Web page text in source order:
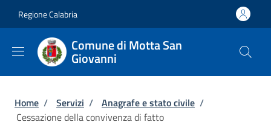
Regione Calabria
Comune di Motta San
Giovanni
Briciole di pane
Home / Servizi / Anagrafe e stato civile /
Cessazione della convivenza di fatto